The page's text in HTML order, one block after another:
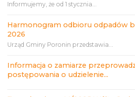
Informujemy, że od 1 stycznia...
Harmonogram odbioru odpadów
2026
Urząd Gminy Poronin przedstawia...
Informacja o zamiarze
postępowania o udzielenie...